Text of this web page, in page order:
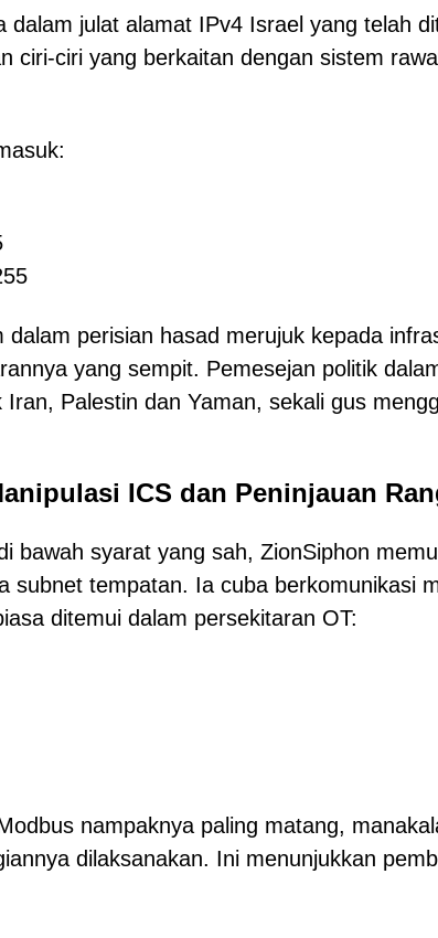
dalam julat alamat IPv4 Israel yang telah
ciri-ciri yang berkaitan dengan sistem
perisian hasad merujuk kepada
yang sempit. Pemesejan politik
Palestin dan Yaman, sekali gus
ICS dan Peninjauan
bawah syarat yang sah, ZionSiphon
subnet tempatan. Ia cuba berkomunikasi
ditemui dalam persekitaran OT:
nampaknya paling matang,
dilaksanakan. Ini menunjukkan